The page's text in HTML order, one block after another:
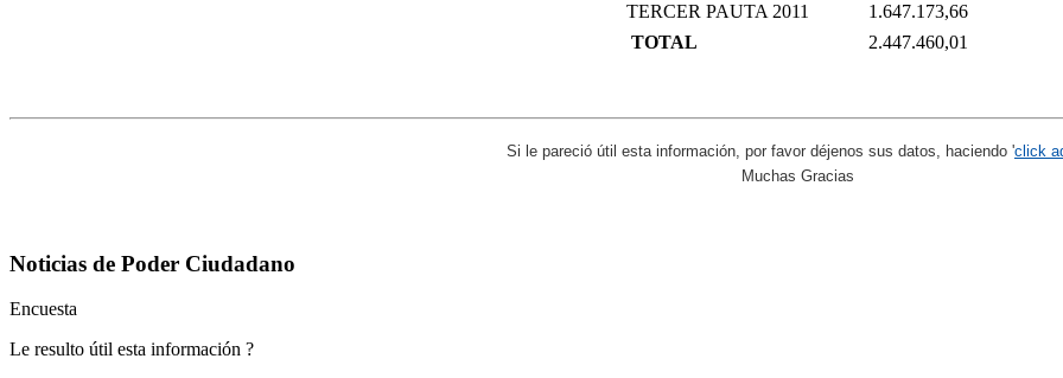
TERCER PAUTA 2011
1.647.173,66
TOTAL
2.447.460,01
Si le pareció útil esta información, por favor déjenos sus datos, haciendo 'click
Muchas Gracias
Noticias de Poder Ciudadano
Encuesta
Le resulto útil esta información ?